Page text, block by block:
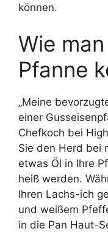
können.
Wie
Pfanne
„Meine
einer
Chefkoch bei
Sie den Herd bei
etwas Öl in Ihre
heiß werden.
Ihren Lachs-ich
und weißem
in die Pan Haut-